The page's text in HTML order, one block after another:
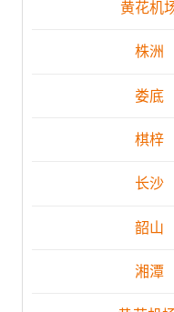
黄花机
株洲
娄底
棋梓
长沙
韶山
湘潭